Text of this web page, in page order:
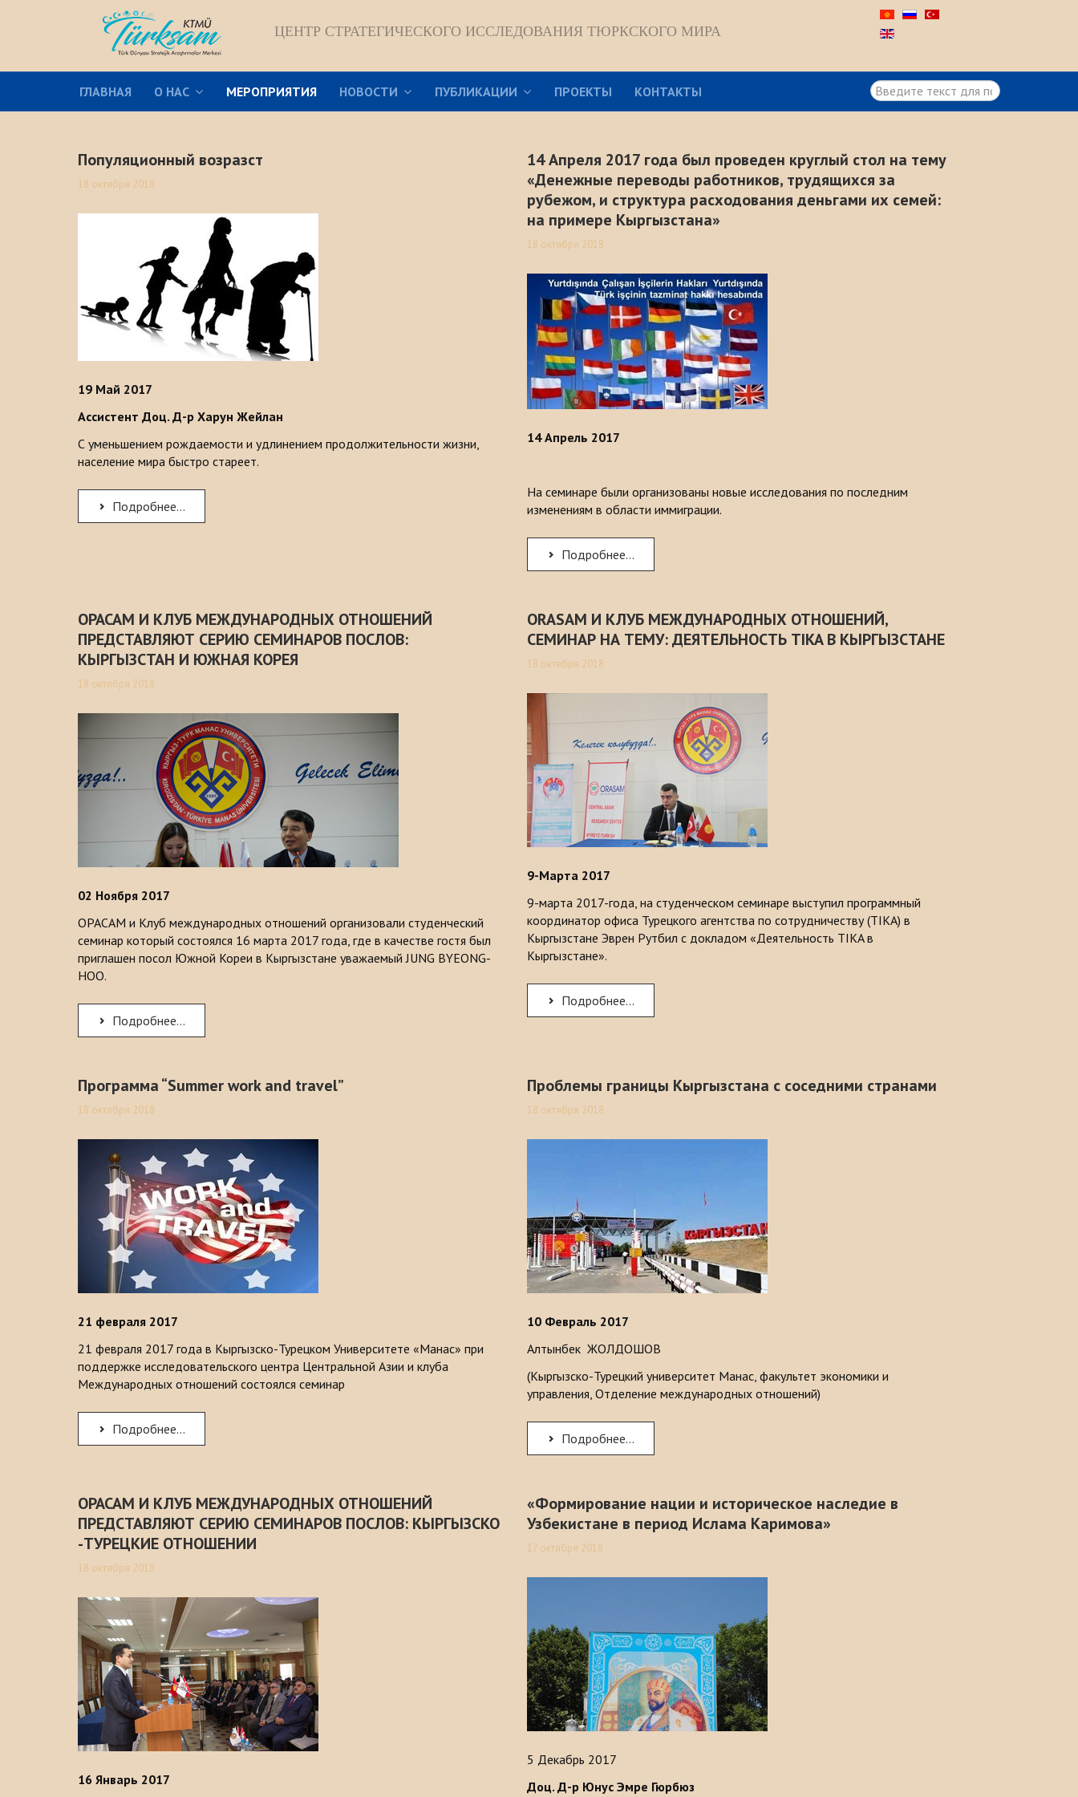
ЦЕНТР СТРАТЕГИЧЕСКОГО ИССЛЕДОВАНИЯ ТЮРКСКОГО МИРА
Искать...
ГЛАВНАЯ О НАС МЕРОПРИЯТИЯ НОВОСТИ ПУБЛИКАЦИИ ПРОЕКТЫ КОНТАКТЫ
Популяционный возразст
18 октября 2018
19 Май 2017
Ассистент Доц. Д-р Харун Жейлан
С уменьшением рождаемости и удлинением продолжительности жизни,
население мира быстро стареет.
Подробнее...
14 Апреля 2017 года был проведен круглый стол на тему
«Денежные переводы работников, трудящихся за
рубежом, и структура расходования деньгами их семей:
на примере Кыргызстана»
18 октября 2018
14Апрель 2017
На семинаре были организованы новые исследования по последним
изменениям в области иммиграции.
Подробнее...
ОРАСАМ И КЛУБ МЕЖДУНАРОДНЫХ ОТНОШЕНИЙ
ПРЕДСТАВЛЯЮТ СЕРИЮ СЕМИНАРОВ ПОСЛОВ:
КЫРГЫЗСТАН И ЮЖНАЯ КОРЕЯ
18 октября 2018
02 Ноября 2017
ОРАСАМ и Клуб международных отношений организовали студенческий
семинар который состоялся 16 марта 2017 года, где в качестве гостя был
приглашен посол Южной Кореи в Кыргызстане уважаемый JUNG BYEONG-
HOO.
Подробнее...
ORASAM И КЛУБ МЕЖДУНАРОДНЫХ ОТНОШЕНИЙ,
СЕМИНАР НА ТЕМУ: ДЕЯТЕЛЬНОСТЬ TIKA В КЫРГЫЗСТАНЕ
18 октября 2018
9-Марта 2017
9-марта 2017-года, на студенческом семинаре выступил программный
координатор офиса Турецкого агентства по сотрудничеству (TIKA) в
Кыргызстане Эврен Рутбил с докладом «Деятельность TIKA в
Кыргызстане».
Подробнее...
Программа “Summer work and travel”
18 октября 2018
21 февраля 2017
21 февраля 2017 года в Кыргызско-Турецком Университете «Манас» при
поддержке исследовательского центра Центральной Азии и клуба
Международных отношений состоялся семинар
Подробнее...
Проблемы границы Кыргызстана с соседними странами
18 октября 2018
10 Февраль 2017
Алтынбек ЖОЛДОШОВ
(Кыргызско-Турецкий университет Манас, факультет экономики и
управления, Отделение международных отношений)
Подробнее...
ОРАСАМ И КЛУБ МЕЖДУНАРОДНЫХ ОТНОШЕНИЙ
ПРЕДСТАВЛЯЮТ СЕРИЮ СЕМИНАРОВ ПОСЛОВ: КЫРГЫЗСКО
-ТУРЕЦКИЕ ОТНОШЕНИИ
18 октября 2018
16 Январь 2017
«Формирование нации и историческое наследие в
Узбекистане в период Ислама Каримова»
17 октября 2018
5 Декабрь 2017
Доц. Д-р Юнус Эмре Гюрбюз